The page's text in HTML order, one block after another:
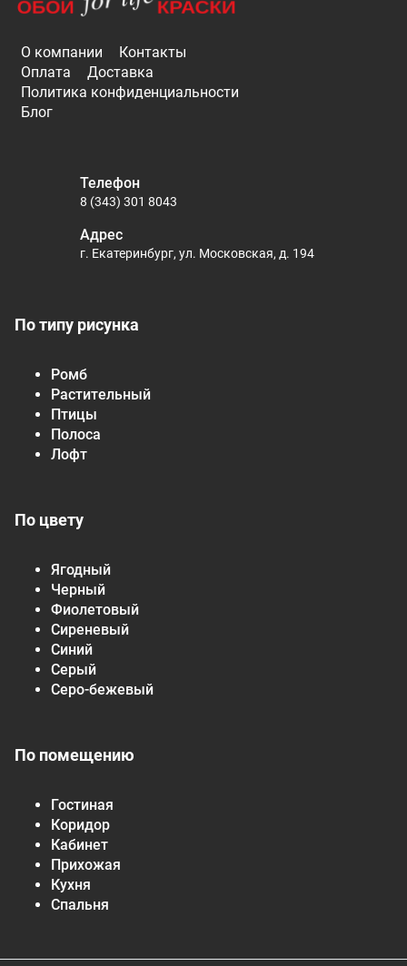
О компании
Контакты
Оплата
Доставка
Политика конфиденциальности
Блог
По типу рисунка
Ромб
Растительный
Птицы
Полоса
Лофт
По цвету
Ягодный
Черный
Фиолетовый
Сиреневый
Синий
Серый
Серо-бежевый
По помещению
Гостиная
Коридор
Кабинет
Прихожая
Кухня
Спальня
Телефон
8 (343) 301 8043
Адрес
г. Екатеринбург, ул. Московская, д. 194